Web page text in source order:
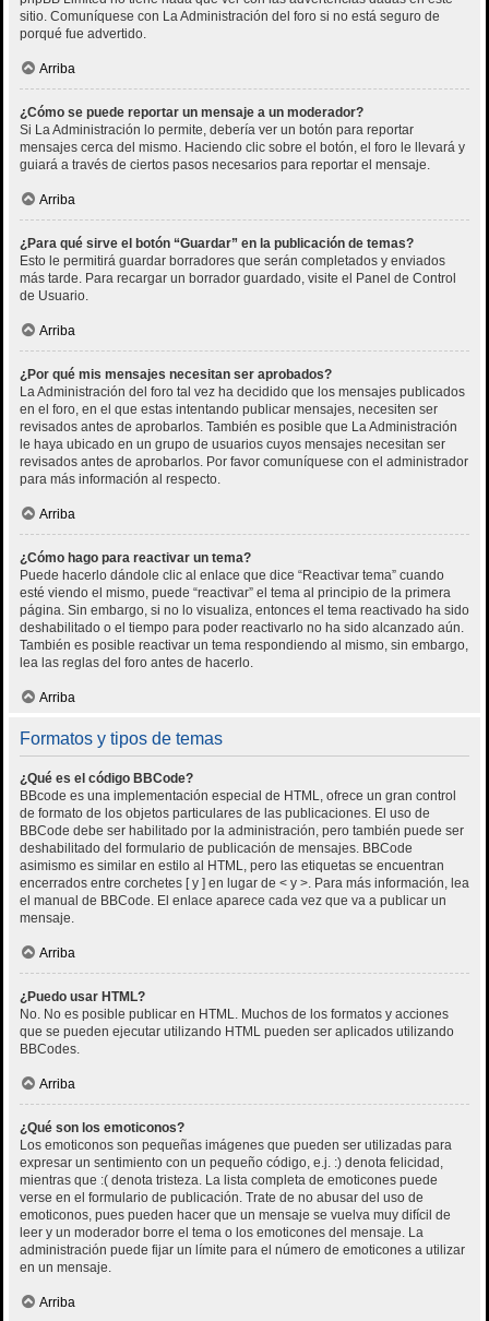
sitio. Comuníquese con La Administración del foro si no está seguro de
porqué fue advertido.
Arriba
¿Cómo se puede reportar un mensaje a un moderador?
Si La Administración lo permite, debería ver un botón para reportar
mensajes cerca del mismo. Haciendo clic sobre el botón, el foro le llevará y
guiará a través de ciertos pasos necesarios para reportar el mensaje.
Arriba
¿Para qué sirve el botón “Guardar” en la publicación de temas?
Esto le permitirá guardar borradores que serán completados y enviados
más tarde. Para recargar un borrador guardado, visite el Panel de Control
de Usuario.
Arriba
¿Por qué mis mensajes necesitan ser aprobados?
La Administración del foro tal vez ha decidido que los mensajes publicados
en el foro, en el que estas intentando publicar mensajes, necesiten ser
revisados antes de aprobarlos. También es posible que La Administración
le haya ubicado en un grupo de usuarios cuyos mensajes necesitan ser
revisados antes de aprobarlos. Por favor comuníquese con el administrador
para más información al respecto.
Arriba
¿Cómo hago para reactivar un tema?
Puede hacerlo dándole clic al enlace que dice “Reactivar tema” cuando
esté viendo el mismo, puede “reactivar” el tema al principio de la primera
página. Sin embargo, si no lo visualiza, entonces el tema reactivado ha sido
deshabilitado o el tiempo para poder reactivarlo no ha sido alcanzado aún.
También es posible reactivar un tema respondiendo al mismo, sin embargo,
lea las reglas del foro antes de hacerlo.
Arriba
Formatos y tipos de temas
¿Qué es el código BBCode?
BBcode es una implementación especial de HTML, ofrece un gran control
de formato de los objetos particulares de las publicaciones. El uso de
BBCode debe ser habilitado por la administración, pero también puede ser
deshabilitado del formulario de publicación de mensajes. BBCode
asimismo es similar en estilo al HTML, pero las etiquetas se encuentran
encerrados entre corchetes [ y ] en lugar de < y >. Para más información, lea
el manual de BBCode. El enlace aparece cada vez que va a publicar un
mensaje.
Arriba
¿Puedo usar HTML?
No. No es posible publicar en HTML. Muchos de los formatos y acciones
que se pueden ejecutar utilizando HTML pueden ser aplicados utilizando
BBCodes.
Arriba
¿Qué son los emoticonos?
Los emoticonos son pequeñas imágenes que pueden ser utilizadas para
expresar un sentimiento con un pequeño código, e.j. :) denota felicidad,
mientras que :( denota tristeza. La lista completa de emoticones puede
verse en el formulario de publicación. Trate de no abusar del uso de
emoticonos, pues pueden hacer que un mensaje se vuelva muy difícil de
leer y un moderador borre el tema o los emoticones del mensaje. La
administración puede fijar un límite para el número de emoticones a utilizar
en un mensaje.
Arriba